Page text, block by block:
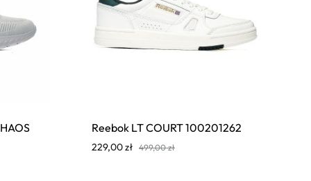
Reebok LT COURT 100201262
229,00zł 499,00zł